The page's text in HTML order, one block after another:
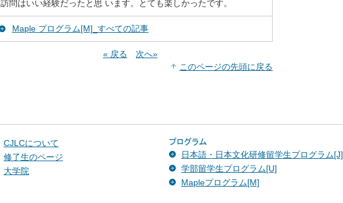
訪問はいい経験だったと思 います。とても楽しかったです。
Maple プログラム[M]_すべての記事
« 戻る
次へ»
このページの先頭に戻る
CJLCについて
修了生のページ
大学院
日本語・日本文化研修留学生プログラム[J]
学部留学生プログラム[U]
Mapleプログラム[M]